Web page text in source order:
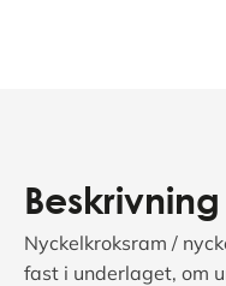
Beskrivning
Nyckelkroksram /
fast i underlaget, om